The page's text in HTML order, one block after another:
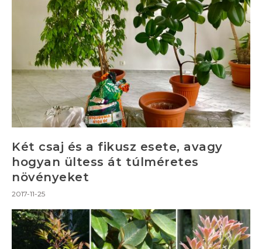
Két csaj és a fikusz esete, avagy
hogyan ültess át túlméretes
növényeket
2017-11-25